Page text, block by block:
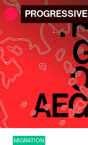
PROGRESSIVE
MIGRATION